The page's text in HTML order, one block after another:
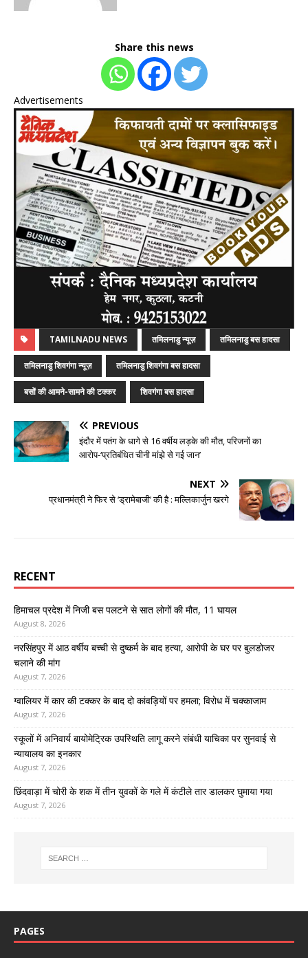
Share this news
Advertisements
TAMILNADU NEWS तमिलनाडु न्यूज़ तमिलनाडु बस हादसा
तमिलनाडु शिवगंगा न्यूज़ तमिलनाडु शिवगंगा बस हादसा
बसों की आमने-सामने की टक्कर शिवगंगा बस हादसा
PREVIOUS
इंदौर में पतंग के धागे से 16 वर्षीय लड़के की मौत, परिजनों का
आरोप-‘प्रतिबंधित चीनी मांझे से गई जान’
NEXT
प्रधानमंत्री ने फिर से ‘ड्रामेबाजी’ की है : मल्लिकार्जुन खरगे
RECENT
हिमाचल प्रदेश में निजी बस पलटने से सात लोगों की मौत, 11 घायल
August 8, 2026
नरसिंहपुर में आठ वर्षीय बच्ची से दुष्कर्म के बाद हत्या, आरोपी के घर पर बुलडोजर
चलाने की मांग
August 7, 2026
ग्वालियर में कार की टक्कर के बाद दो कांवड़ियों पर हमला; विरोध में चक्काजाम
August 7, 2026
स्कूलों में अनिवार्य बायोमेट्रिक उपस्थिति लागू करने संबंधी याचिका पर सुनवाई से
न्यायालय का इनकार
August 7, 2026
छिंदवाड़ा में चोरी के शक में तीन युवकों के गले में कंटीले तार डालकर घुमाया गया
August 7, 2026
PAGES